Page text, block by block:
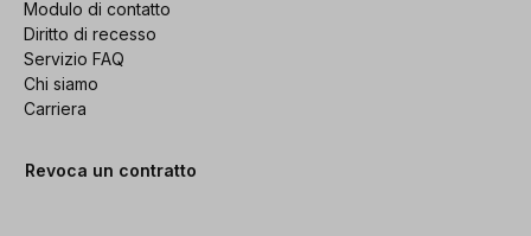
Modulo di contatto
Diritto di recesso
Servizio FAQ
Chi siamo
Carriera
Revoca un contratto